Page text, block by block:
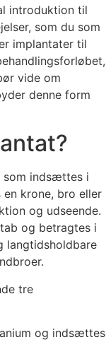
introduktion til
som du som
implantater til
vide om
denne form
som indsættes i
krone, bro eller
og udseende.
og betragtes i
langtidsholdbare
tre
og indsættes